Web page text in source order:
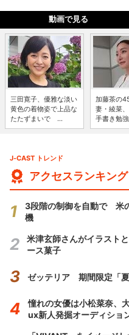
動画で見る
三田寛子、優雅な淡い
黄色の着物姿で上品な
たたずまいで ...
加藤茶の
妻・綾菜
手書き勉
J-CAST トレンド
アクセスランキング
3段階の制御を自動で 米
機
米津玄師さんがイラスト
ース菓子
ゼッテリア 期間限定「夏
憧れの女優は小松菜奈
ux新人発掘オーディショ